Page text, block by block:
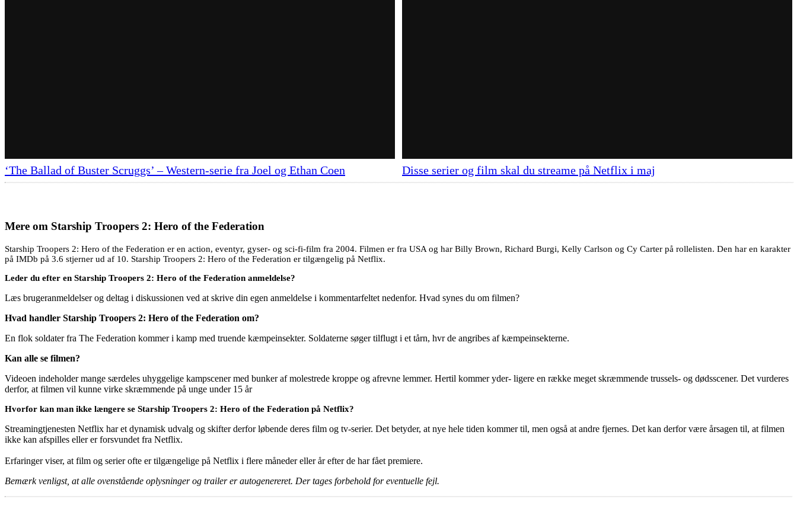
‘The Ballad of Buster Scruggs’ – Western-serie fra Joel og Ethan Coen Disse serier og film skal du streame på Netflix i maj
Mere om Starship Troopers 2: Hero of the Federation
Starship Troopers 2: Hero of the Federation er en action, eventyr, gyser- og sci-fi-film fra 2004. Filmen er fra USA og har Billy Brown, Richard Burgi, Kelly Carlson og Cy Carter på rollelisten. Den har en karakter
på IMDb på 3.6 stjerner ud af 10. Starship Troopers 2: Hero of the Federation er tilgængelig på Netflix.
Leder du efter en Starship Troopers 2: Hero of the Federation anmeldelse?
Læs brugeranmeldelser og deltag i diskussionen ved at skrive din egen anmeldelse i kommentarfeltet nedenfor. Hvad synes du om filmen?
Hvad handler Starship Troopers 2: Hero of the Federation om?
En flok soldater fra The Federation kommer i kamp med truende kæmpeinsekter. Soldaterne søger tilflugt i et tårn, hvr de angribes af kæmpeinsekterne.
Kan alle se filmen?
Videoen indeholder mange særdeles uhyggelige kampscener med bunker af molestrede kroppe og afrevne lemmer. Hertil kommer yder- ligere en række meget skræmmende trussels- og dødsscener. Det vurderes
derfor, at filmen vil kunne virke skræmmende på unge under 15 år
Hvorfor kan man ikke længere se Starship Troopers 2: Hero of the Federation på Netflix?
Streamingtjenesten Netflix har et dynamisk udvalg og skifter derfor løbende deres film og tv-serier. Det betyder, at nye hele tiden kommer til, men også at andre fjernes. Det kan derfor være årsagen til, at filmen
ikke kan afspilles eller er forsvundet fra Netflix.
Erfaringer viser, at film og serier ofte er tilgængelige på Netflix i flere måneder eller år efter de har fået premiere.
Bemærk venligst, at alle ovenstående oplysninger og trailer er autogenereret. Der tages forbehold for eventuelle fejl.